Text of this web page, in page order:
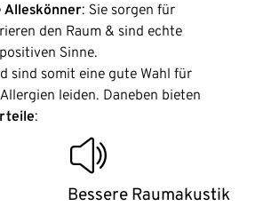
Alleskönner: Sie sorgen für
den Raum & sind echte
Sinne.
sind somit eine gute Wahl für
leiden. Daneben bieten
:
sound_on
Bessere Raumakustik